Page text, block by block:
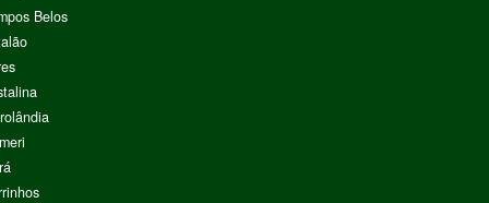
Belos